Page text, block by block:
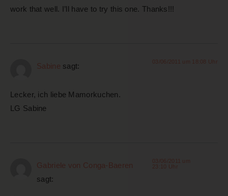
work that well. I’ll have to try this one. Thanks!!!
Sabine sagt: 03/06/2011 um 18:08 Uhr
Lecker, ich liebe Mamorkuchen.
LG Sabine
Gabriele von Conga-Baeren
sagt:
03/06/2011 um
23:10 Uhr